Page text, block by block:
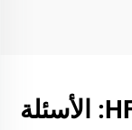
بلاطات سائلة حسية من HF: الأسئلة